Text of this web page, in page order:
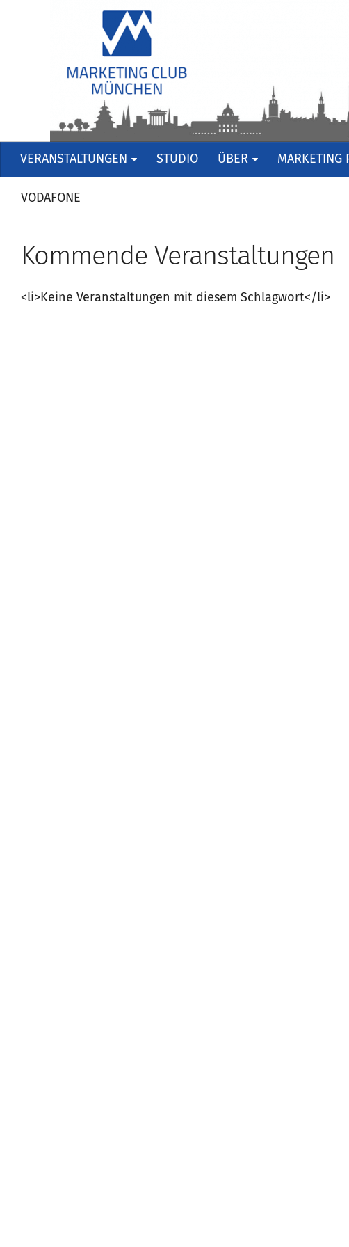
VERANSTALTUNGEN STUDIO ÜBER MARKETING
VODAFONE
Kommende Veranstaltungen
<li>Keine Veranstaltungen mit diesem Schlagwort</li>